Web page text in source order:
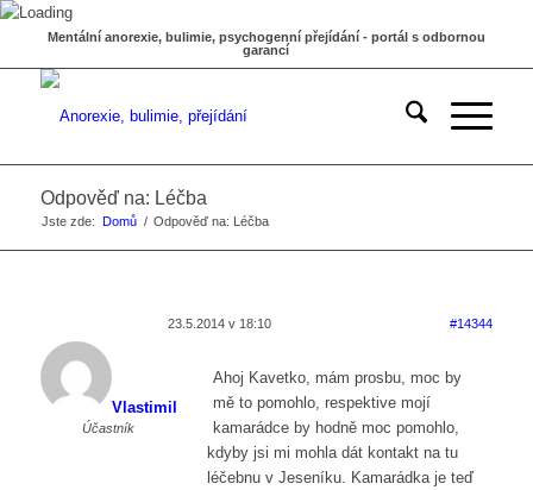
Mentální anorexie, bulimie, psychogenní přejídání - portál s odbornou
garancí
Odpověď na: Léčba
Jste zde: Domů / Odpověď na: Léčba
23.5.2014 v 18:10 #14344
Vlastimil
Účastník
Ahoj Kavetko, mám prosbu, moc by
mě to pomohlo, respektive mojí
kamarádce by hodně moc pomohlo,
kdyby jsi mi mohla dát kontakt na tu
léčebnu v Jeseníku. Kamarádka je teď